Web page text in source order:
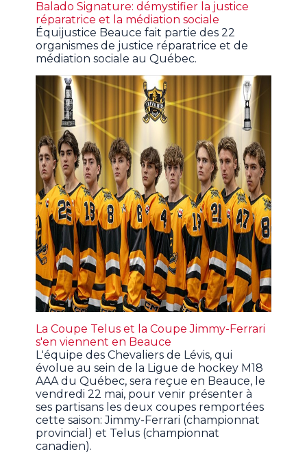
Balado Signature: démystifier la justice
réparatrice et la médiation sociale
Équijustice Beauce fait partie des 22
organismes de justice réparatrice et de
médiation sociale au Québec.
La Coupe Telus et la Coupe Jimmy-Ferrari
s'en viennent en Beauce
L'équipe des Chevaliers de Lévis, qui
évolue au sein de la Ligue de hockey M18
AAA du Québec, sera reçue en Beauce, le
vendredi 22 mai, pour venir présenter à
ses partisans les deux coupes remportées
cette saison: Jimmy-Ferrari (championnat
provincial) et Telus (championnat
canadien).